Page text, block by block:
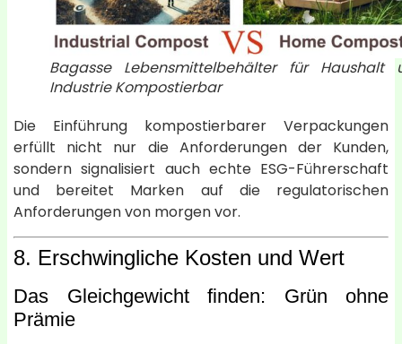
Bagasse Lebensmittelbehälter für Haushalt
Industrie Kompostierbar
Die Einführung kompostierbarer Verpackungen
erfüllt nicht nur die Anforderungen der Kunden,
sondern signalisiert auch echte ESG-Führerschaft
und bereitet Marken auf die regulatorischen
Anforderungen von morgen vor.
8. Erschwingliche Kosten und Wert
Das Gleichgewicht finden: Grün ohne
Prämie